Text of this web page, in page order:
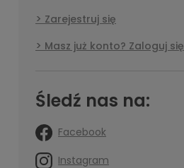
Zarejestruj się
Masz już konto? Zaloguj się
Śledź nas na:
Facebook
Instagram